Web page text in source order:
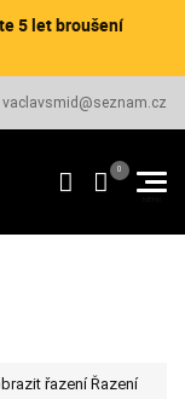
5 let broušení
vaclavsmid@seznam.cz
Řazení